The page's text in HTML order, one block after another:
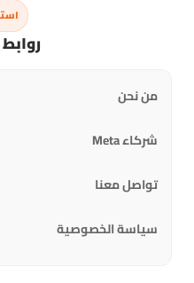
من نحن
شركاء Meta
تواصل معنا
سياسة الخصوصية